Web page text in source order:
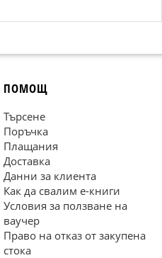
ПОМОЩ
Търсене
Поръчка
Плащания
Доставка
Данни за клиента
Как да свалим е-книги
Условия за ползване на
ваучер
Право на отказ от закупена
стока